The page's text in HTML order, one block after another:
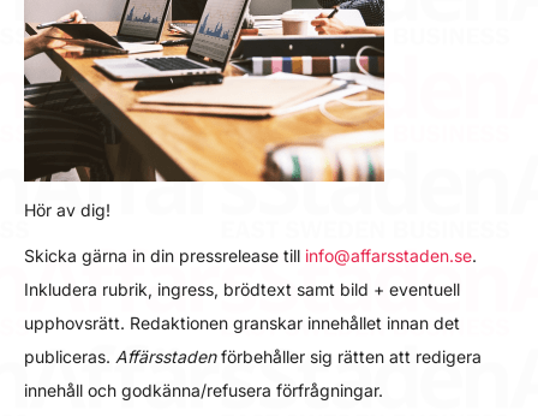
Hör av dig!
Skicka gärna in din pressrelease till info@affarsstaden.se.
Inkludera rubrik, ingress, brödtext samt bild + eventuell
upphovsrätt. Redaktionen granskar innehållet innan det
publiceras. Affärsstadenförbehåller sig rätten att redigera
innehåll och godkänna/refusera förfrågningar.